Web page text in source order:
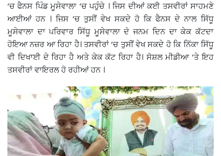
‘ਚ ਫੈਨਸ ਪਿੰਡ ਮੂਸੇਵਾਲਾ ‘ਚ ਪਹੁੰਚੇ । ਜਿਸ ਦੀਆਂ ਕਈ ਤਸਵੀਰਾਂ ਸਾਹਮਣੇ
ਆਈਆਂ ਹਨ । ਜਿਸ ‘ਚ ਤੁਸੀਂ ਵੇਖ ਸਕਦੇ ਹੋ ਕਿ ਫੈਨਸ ਦੇ ਨਾਲ ਸਿੱਧੂ
ਮੂਸੇਵਾਲਾ ਦਾ ਪਰਿਵਾਰ ਸਿੱਧੂ ਮੂਸੇਵਾਲਾ ਦੇ ਜਨਮ ਦਿਨ ਦਾ ਕੇਕ ਕੱਟਦਾ
ਹੋਇਆ ਨਜ਼ਰ ਆ ਰਿਹਾ ਹੈ। ਤਸਵੀਰਾਂ ‘ਚ ਤੁਸੀਂ ਵੇਖ ਸਕਦੇ ਹੋ ਕਿ ਨਿੱਕਾ ਸਿੱਧੂ
ਵੀ ਦਿਖਾਈ ਦੇ ਰਿਹਾ ਹੈ ਅਤੇ ਕੇਕ ਕੱਟ ਰਿਹਾ ਹੈ। ਸੋਸ਼ਲ ਮੀਡੀਆ ‘ਤੇ ਇਹ
ਤਸਵੀਰਾਂ ਵਾਇਰਲ ਹੋ ਰਹੀਆਂ ਹਨ ।